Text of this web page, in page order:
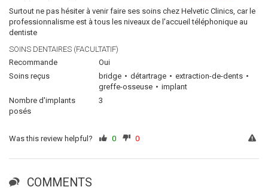
Surtout ne pas hésiter à venir faire ses soins chez Helvetic Clinics, car le
professionnalisme est à tous les niveaux de l'accueil téléphonique au
dentiste
SOINS DENTAIRES (FACULTATIF)
Recommande
Oui
Soins reçus
bridge détartrage
extraction-de-dents
greffe-osseuse
implant
Nombre d'implants
posés
3
Was this review helpful? 0 0
COMMENTS